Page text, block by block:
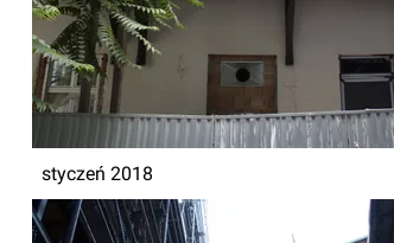
styczeń 2018